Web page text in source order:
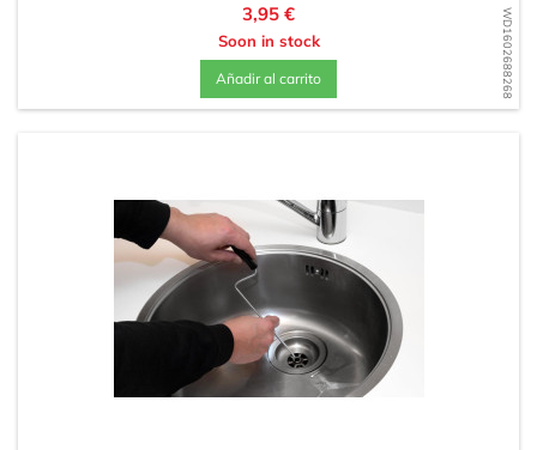
WD1602688268
Precio
3,95 €
Soon in stock
Añadir al carrito